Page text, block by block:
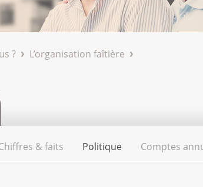
?
L’organisation faîtière
& faits Politique Comptes